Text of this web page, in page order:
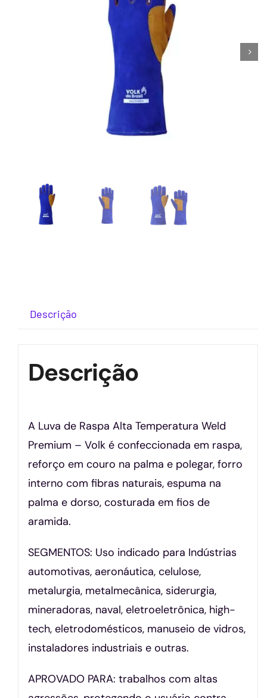
Descrição
Descrição
A Luva de Raspa Alta Temperatura Weld
Premium – Volk é confeccionada em raspa,
reforço em couro na palma e polegar, forro
interno com fibras naturais, espuma na
palma e dorso, costurada em fios de
aramida.
SEGMENTOS: Uso indicado para Indústrias
automotivas, aeronáutica, celulose,
metalurgia, metalmecânica, siderurgia,
mineradoras, naval, eletroeletrônica, high-
tech, eletrodomésticos, manuseio de vidros,
instaladores industriais e outras.
APROVADO PARA: trabalhos com altas